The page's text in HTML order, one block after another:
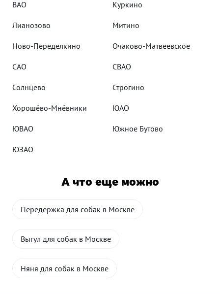
ВАО Куркино
Лианозово Митино
Ново-Переделкино Очаково-Матвеевское
САО СВАО
Солнцево Строгино
Хорошёво-Мнёвники ЮАО
ЮВАО Южное Бутово
ЮЗАО
А что еще можно
Передержка для собак в Москве
Выгул для собак в Москве
Няня для собак в Москве